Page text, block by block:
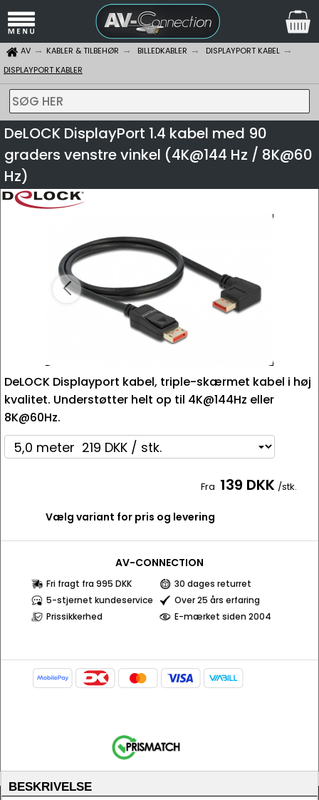
AV KABLER & TILBEHØR BILLEDKABLER
DISPLAYPORT KABEL
DISPLAYPORT KABLER
SØG HER
DeLOCK DisplayPort 1.4 kabel med 90
graders venstre vinkel (4K@144 Hz / 8K@60
Hz)
DeLOCK Displayport kabel, triple-skærmet kabel i høj
kvalitet. Understøtter helt op til 4K@144Hz eller
8K@60Hz.
Fra 139 DKK /stk.
Vælg variant for pris og levering
AV-CONNECTION
Fri fragt fra 995 DKK
30 dages returret
5-stjernet kundeservice
Over 25 års erfaring
Prissikkerhed
E-mærket siden 2004
BESKRIVELSE